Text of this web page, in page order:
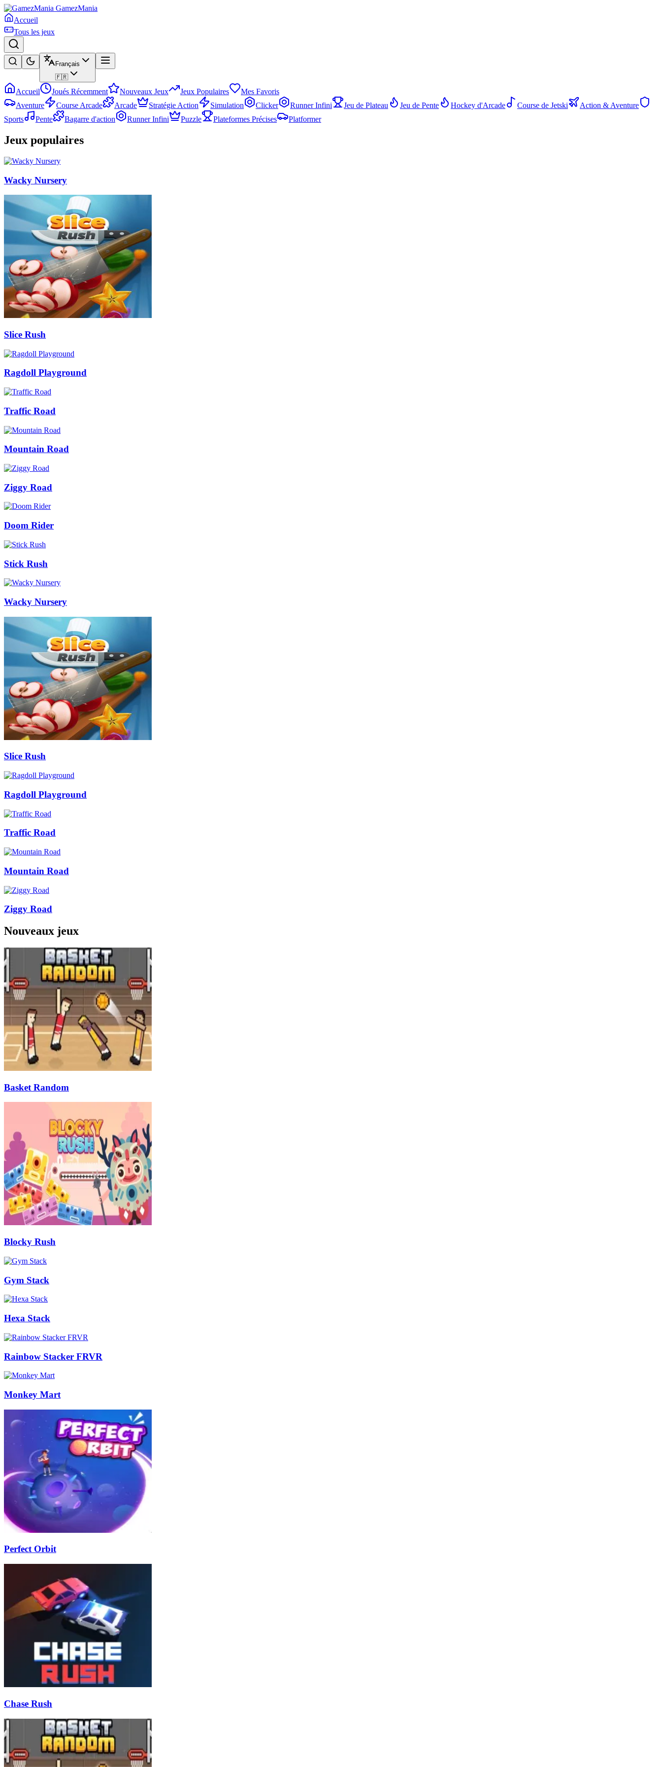
GamezMania
Accueil
Tous les jeux
Français
🇫🇷
Accueil Joués Récemment Nouveaux Jeux Jeux Populaires
Mes Favoris
Aventure
Course Arcade Arcade Stratégie Action Simulation Clicker Runner Infini Jeu de Plateau Jeu de Pente Hockey d'Arcade Course de Jetski
Action & Aventure
Sports
Pente Bagarre d'action Runner Infini Puzzle Plateformes Précises Platformer
Jeux populaires
Wacky Nursery
Slice Rush
Ragdoll Playground
Traffic Road
Mountain Road
Ziggy Road
Doom Rider
Stick Rush
Wacky Nursery
Slice Rush
Ragdoll Playground
Traffic Road
Mountain Road
Ziggy Road
Nouveaux jeux
Basket Random
Blocky Rush
Gym Stack
Hexa Stack
Rainbow Stacker FRVR
Monkey Mart
Perfect Orbit
Chase Rush